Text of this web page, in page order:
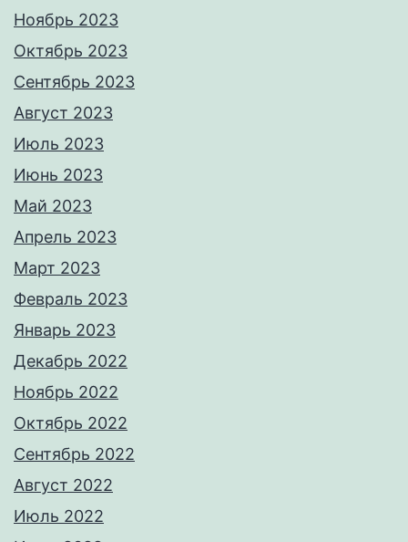
Ноябрь 2023
Октябрь 2023
Сентябрь 2023
Август 2023
Июль 2023
Июнь 2023
Май 2023
Апрель 2023
Март 2023
Февраль 2023
Январь 2023
Декабрь 2022
Ноябрь 2022
Октябрь 2022
Сентябрь 2022
Август 2022
Июль 2022